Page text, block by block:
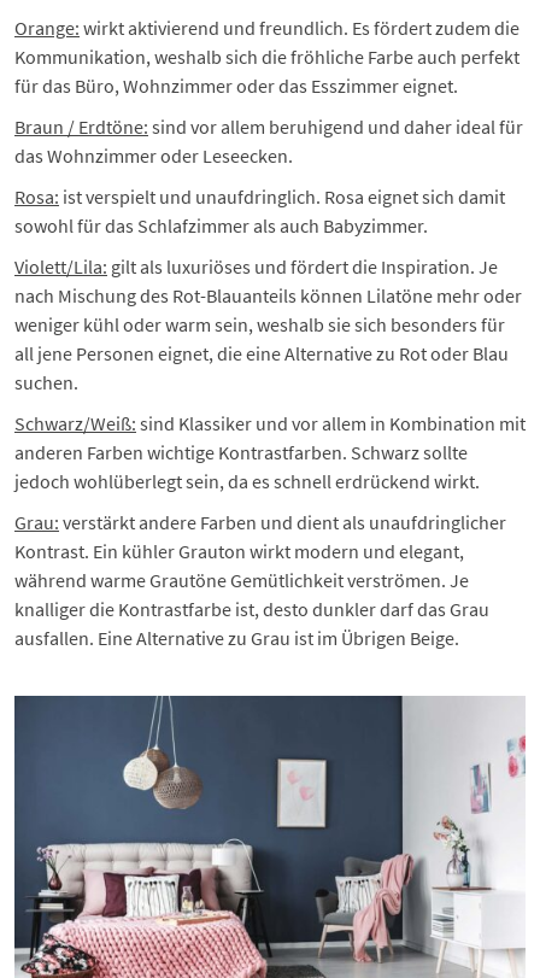
Orange: wirkt aktivierend und freundlich. Es fördert zudem die
Kommunikation, weshalb sich die fröhliche Farbe auch perfekt
für das Büro, Wohnzimmer oder das Esszimmer eignet.
Braun / Erdtöne: sind vor allem beruhigend und daher ideal für
das Wohnzimmer oder Leseecken.
Rosa: ist verspielt und unaufdringlich. Rosa eignet sich damit
sowohl für das Schlafzimmer als auch Babyzimmer.
Violett/Lila: gilt als luxuriöses und fördert die Inspiration. Je
nach Mischung des Rot-Blauanteils können Lilatöne mehr oder
weniger kühl oder warm sein, weshalb sie sich besonders für
all jene Personen eignet, die eine Alternative zu Rot oder Blau
suchen.
Schwarz/Weiß: sind Klassiker und vor allem in Kombination mit
anderen Farben wichtige Kontrastfarben. Schwarz sollte
jedoch wohlüberlegt sein, da es schnell erdrückend wirkt.
Grau: verstärkt andere Farben und dient als unaufdringlicher
Kontrast. Ein kühler Grauton wirkt modern und elegant,
während warme Grautöne Gemütlichkeit verströmen. Je
knalliger die Kontrastfarbe ist, desto dunkler darf das Grau
ausfallen. Eine Alternative zu Grau ist im Übrigen Beige.